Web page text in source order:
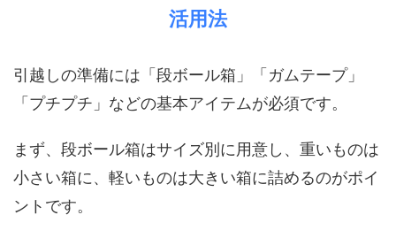
活用法
引越しの準備には「段ボール箱」「ガムテープ」
「プチプチ」などの基本アイテムが必須です。
まず、段ボール箱はサイズ別に用意し、重いものは
小さい箱に、軽いものは大きい箱に詰めるのがポイ
ントです。